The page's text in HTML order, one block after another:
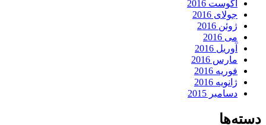
آگوست 2016
جولای 2016
ژوئن 2016
می 2016
آوریل 2016
مارس 2016
فوریه 2016
ژانویه 2016
دسامبر 2015
دسته‌ها